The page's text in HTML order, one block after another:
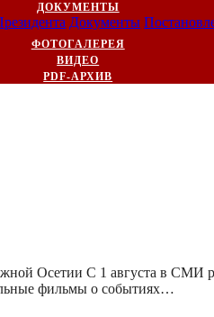
ДОКУМЕНТЫ
Документы
ФОТОГАЛЕРЕЯ
ВИДЕО
PDF-АРХИВ
Осетии С 1 августа в СМИ
фильмы о событиях…